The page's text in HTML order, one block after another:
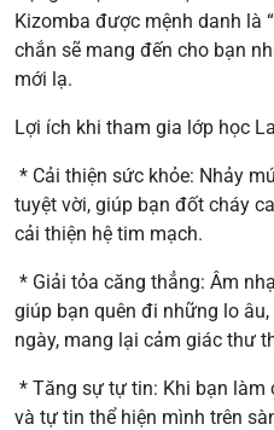
Kizomba được mệnh danh là
chắn sẽ mang đến cho bạn
mới lạ.
Lợi ích khi tham gia lớp học
* Cải thiện sức khỏe: Nhảy
tuyệt vời, giúp bạn đốt cháy
cải thiện hệ tim mạch.
* Giải tỏa căng thẳng: Âm
giúp bạn quên đi những lo
ngày, mang lại cảm giác thư
* Tăng sự tự tin: Khi bạn
và tự tin thể hiện mình trên